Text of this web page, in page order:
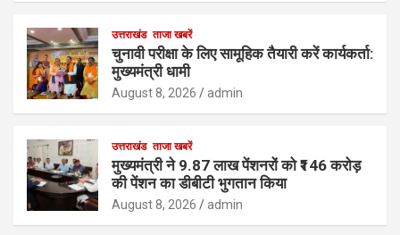
उत्तराखंड ताजा खबरें
चुनावी परीक्षा के लिए सामूहिक तैयारी करें कार्यकर्ता:
मुख्यमंत्री धामी
August 8, 2026 admin
उत्तराखंड ताजा खबरें
मुख्यमंत्री ने 9.87 लाख पेंशनरों को ₹146 करोड़
की पेंशन का डीबीटी भुगतान किया
August 8, 2026 admin